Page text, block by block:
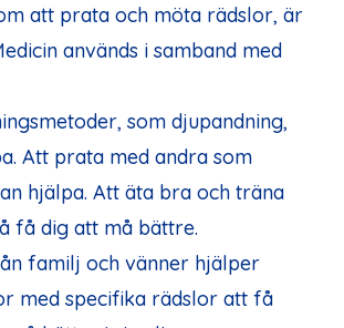
att prata och möta rädslor, är
används i samband med
som djupandning,
Att prata med andra som
hjälpa. Att äta bra och träna
få dig att må bättre.
familj och vänner hjälper
med specifika rädslor att få